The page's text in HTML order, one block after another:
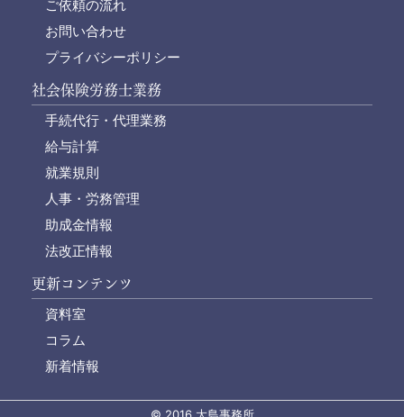
ご依頼の流れ
お問い合わせ
プライバシーポリシー
社会保険労務士業務
手続代行・代理業務
給与計算
就業規則
人事・労務管理
助成金情報
法改正情報
更新コンテンツ
資料室
コラム
新着情報